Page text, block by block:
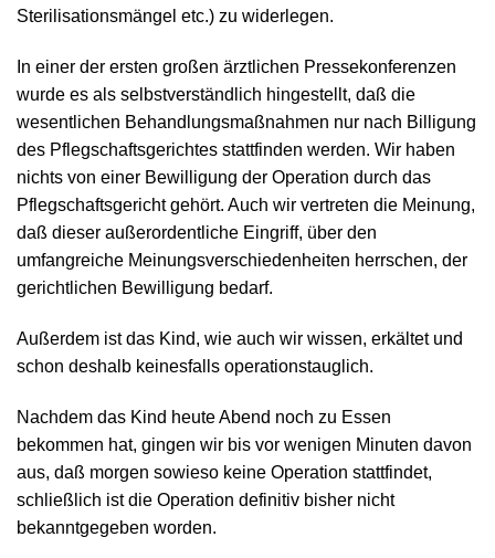
Sterilisationsmängel etc.) zu widerlegen.
In einer der ersten großen ärztlichen Pressekonferenzen
wurde es als selbstverständlich hingestellt, daß die
wesentlichen Behandlungsmaßnahmen nur nach Billigung
des Pflegschaftsgerichtes stattfinden werden. Wir haben
nichts von einer Bewilligung der Operation durch das
Pflegschaftsgericht gehört. Auch wir vertreten die Meinung,
daß dieser außerordentliche Eingriff, über den
umfangreiche Meinungsverschiedenheiten herrschen, der
gerichtlichen Bewilligung bedarf.
Außerdem ist das Kind, wie auch wir wissen, erkältet und
schon deshalb keinesfalls operationstauglich.
Nachdem das Kind heute Abend noch zu Essen
bekommen hat, gingen wir bis vor wenigen Minuten davon
aus, daß morgen sowieso keine Operation stattfindet,
schließlich ist die Operation definitiv bisher nicht
bekanntgegeben worden.